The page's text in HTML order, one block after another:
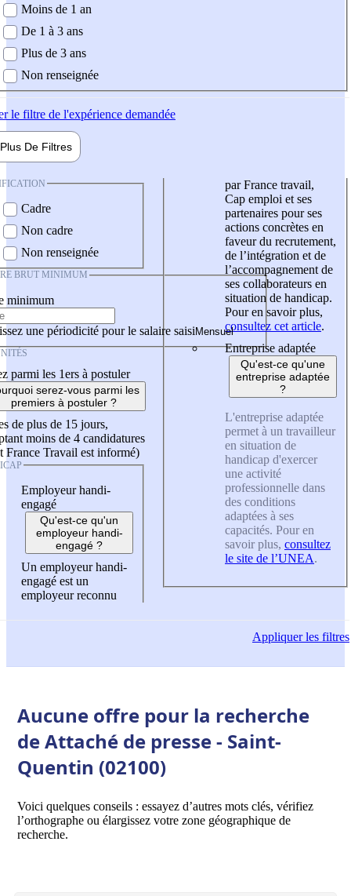
demandée
Moins de 1 an
De 1 à 3 ans
Plus de 3 ans
Non renseignée
le filtre de l'expérience demandée
Plus De Filtres
Cadre
Non cadre
Non renseignée
BRUT MINIMUM
minimum
une périodicité pour le salaire saisi
parmi les 1ers à postuler
serez-vous parmi les
premiers à postuler ?
de plus de 15 jours,
moins de 4 candidatures
France Travail est informé)
Employeur handi-
engagé
Qu'est-ce qu'un
employeur handi-
engagé ?
Un employeur handi-
engagé est un
employeur reconnu
par France travail,
Cap emploi et ses
partenaires pour ses
actions concrètes en
faveur du recrutement,
de l’intégration et de
l’accompagnement de
ses collaborateurs en
situation de handicap.
Pour en savoir plus,
consultez cet article.
Entreprise adaptée
Qu'est-ce qu'une
entreprise adaptée
?
L'entreprise adaptée
permet à un travailleur
en situation de
handicap d'exercer
une activité
professionnelle dans
des conditions
adaptées à ses
capacités. Pour en
savoir plus, consultez
le site de l’UNEA.
Appliquerles filtres
Aucune offre pour la recherche
de Attaché de presse - Saint-
Quentin (02100)
Voici quelques conseils : essayez d’autres mots clés, vérifiez
l’orthographe ou élargissez votre zone géographique de
recherche.